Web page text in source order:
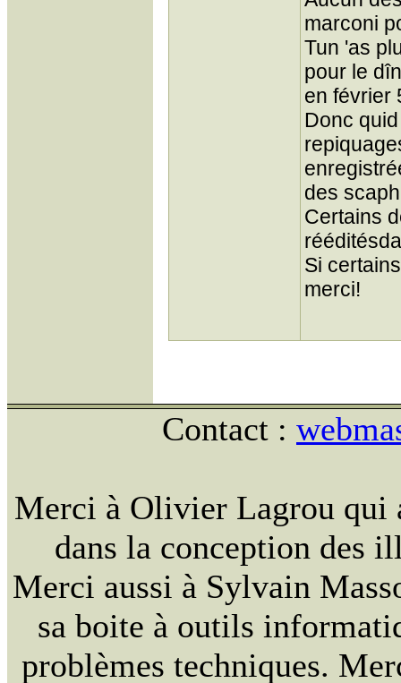
marconi
Tun 'as
pour le
en février
Donc
des
Certains
Si
merci!
Contact :
Merci à Olivier Lagrou qui
dans la conception des
Merci aussi à Sylvain
sa boite à outils
problèmes techniques.